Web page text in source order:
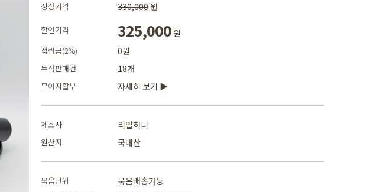
정상가격 330,000 원
할인가격 325,000 원
적립금(2%) 0원
누적판매건 18개
무이자할부 자세히 보기 ▶
제조사 리얼허니
원산지 국내산
묶음단위 묶음배송가능